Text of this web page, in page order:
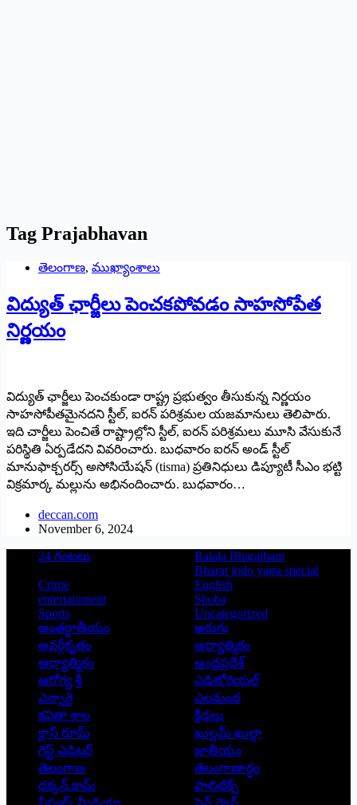
Tag Prajabhavan
తెలంగాణ, ముఖ్యాంశాలు
విద్యుత్ ఛార్జీలు పెంచకపోవడం సాహసోపేత
నిర్ణయం
విద్యుత్ ఛార్జీలు పెంచకుండా రాష్ట్ర ప్రభుత్వం తీసుకున్న నిర్ణయం
సాహసోపీతమైనదని స్టీల్, ఐరన్ పరిశ్రమల యజమానులు తెలిపారు.
ఇది చార్జీలు పెంచితే రాష్ట్రాల్లోని స్టీల్, ఐరన్ పరిశ్రమలు మూసి వేసుకునే
పరిస్థితి ఏర్పడేదని వివరించారు. బుధవారం ఐరన్ అండ్ స్టీల్
మానుఫాక్చరర్స్ అసోసియేషన్ (tisma) ప్రతినిధులు డిప్యూటీ సీఎం భట్టి
విక్రమార్క మల్లును అభినందించారు. బుధవారం…
deccan.com
November 6, 2024
24 గంటలు
Balala Bharatham
Bharat jodo yatra special
Crime
English
entertainment
Shoba
Sports
Uncategorized
అంతర్జాతీయం
అరుగు
అవర్గీకృతం
ఆద్యాత్మికం
ఆధ్యాత్మికం
ఆంధ్రప్రదేశ్
ఆరోగ్య శ్రీ
ఎడిటోరియల్
ఎన్నారై
ఎలమంద
కవితా శాల
క్రీడలు
క్లాస్ రూమ్
ఖుల్లమ్ ఖుల్లా
గెస్ట్ ఎడిటర్
జాతీయం
తెలంగాణ
తెలంగాణార్థం
దక్కన్.కామ్
పాలిటిక్స్